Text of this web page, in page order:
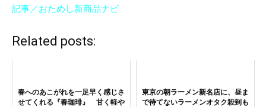
記事／おためし新商品ナビ
Related posts:
春へのあこがれを一足早く感じさ
せてくれる『春珈琲』 甘く軽や
東京の朝ラーメン新名店に、昼ま
で待てないラーメンオタク殺到も